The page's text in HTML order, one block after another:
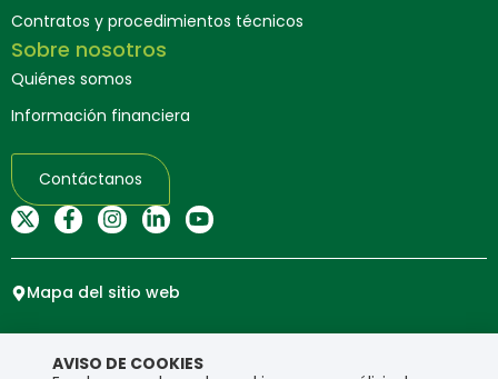
Contratos y procedimientos técnicos
Sobre nosotros
Quiénes somos
Información financiera
Contáctanos
Mapa del sitio web
Copyright © Ensa. Todos los derechos reservados.
Política de privacidad
AVISO DE COOKIES